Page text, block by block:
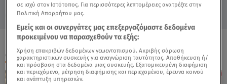
ΟΛΑ ΤΑ ΒΙΝΤΕΟ
σε ισχύ στον Ιστότοπος. Για περισσότερες λεπτομέρειες ανατρέξτε στην
Πολιτική Απορρήτου μας.
Εμείς και οι συνεργάτες μας επεξεργαζόμαστε δεδομένα
προκειμένου να παρασχεθούν τα εξής:
Χρήση επακριβών δεδομένων γεωεντοπισμού. Ακριβής σάρωση
χαρακτηριστικών συσκευής για αναγνώριση ταυτότητας. Αποθήκευση ή/
και πρόσβαση στα δεδομένα μιας συσκευής. Εξατομικευμένη διαφήμιση
και περιεχόμενο, μέτρηση διαφήμισης και περιεχομένου, έρευνα κοινού
και ανάπτυξη υπηρεσιών.